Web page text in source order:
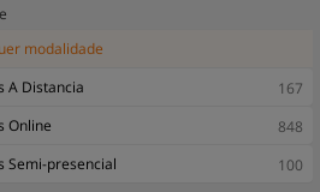
Engenharia e Tecnologia
Esportes e Educação Física
Física e Química
modalidade
A Distancia
167
Online
848
Semi-presencial
100